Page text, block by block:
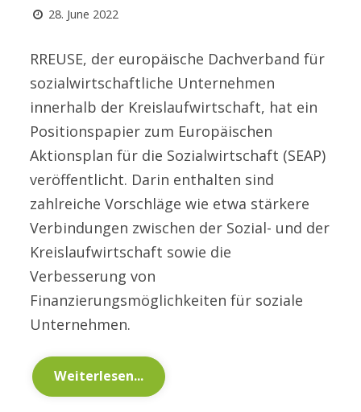
28. June 2022
RREUSE, der europäische Dachverband für
sozialwirtschaftliche Unternehmen
innerhalb der Kreislaufwirtschaft, hat ein
Positionspapier zum Europäischen
Aktionsplan für die Sozialwirtschaft (SEAP)
veröffentlicht. Darin enthalten sind
zahlreiche Vorschläge wie etwa stärkere
Verbindungen zwischen der Sozial- und der
Kreislaufwirtschaft sowie die
Verbesserung von
Finanzierungsmöglichkeiten für soziale
Unternehmen.
Weiterlesen...